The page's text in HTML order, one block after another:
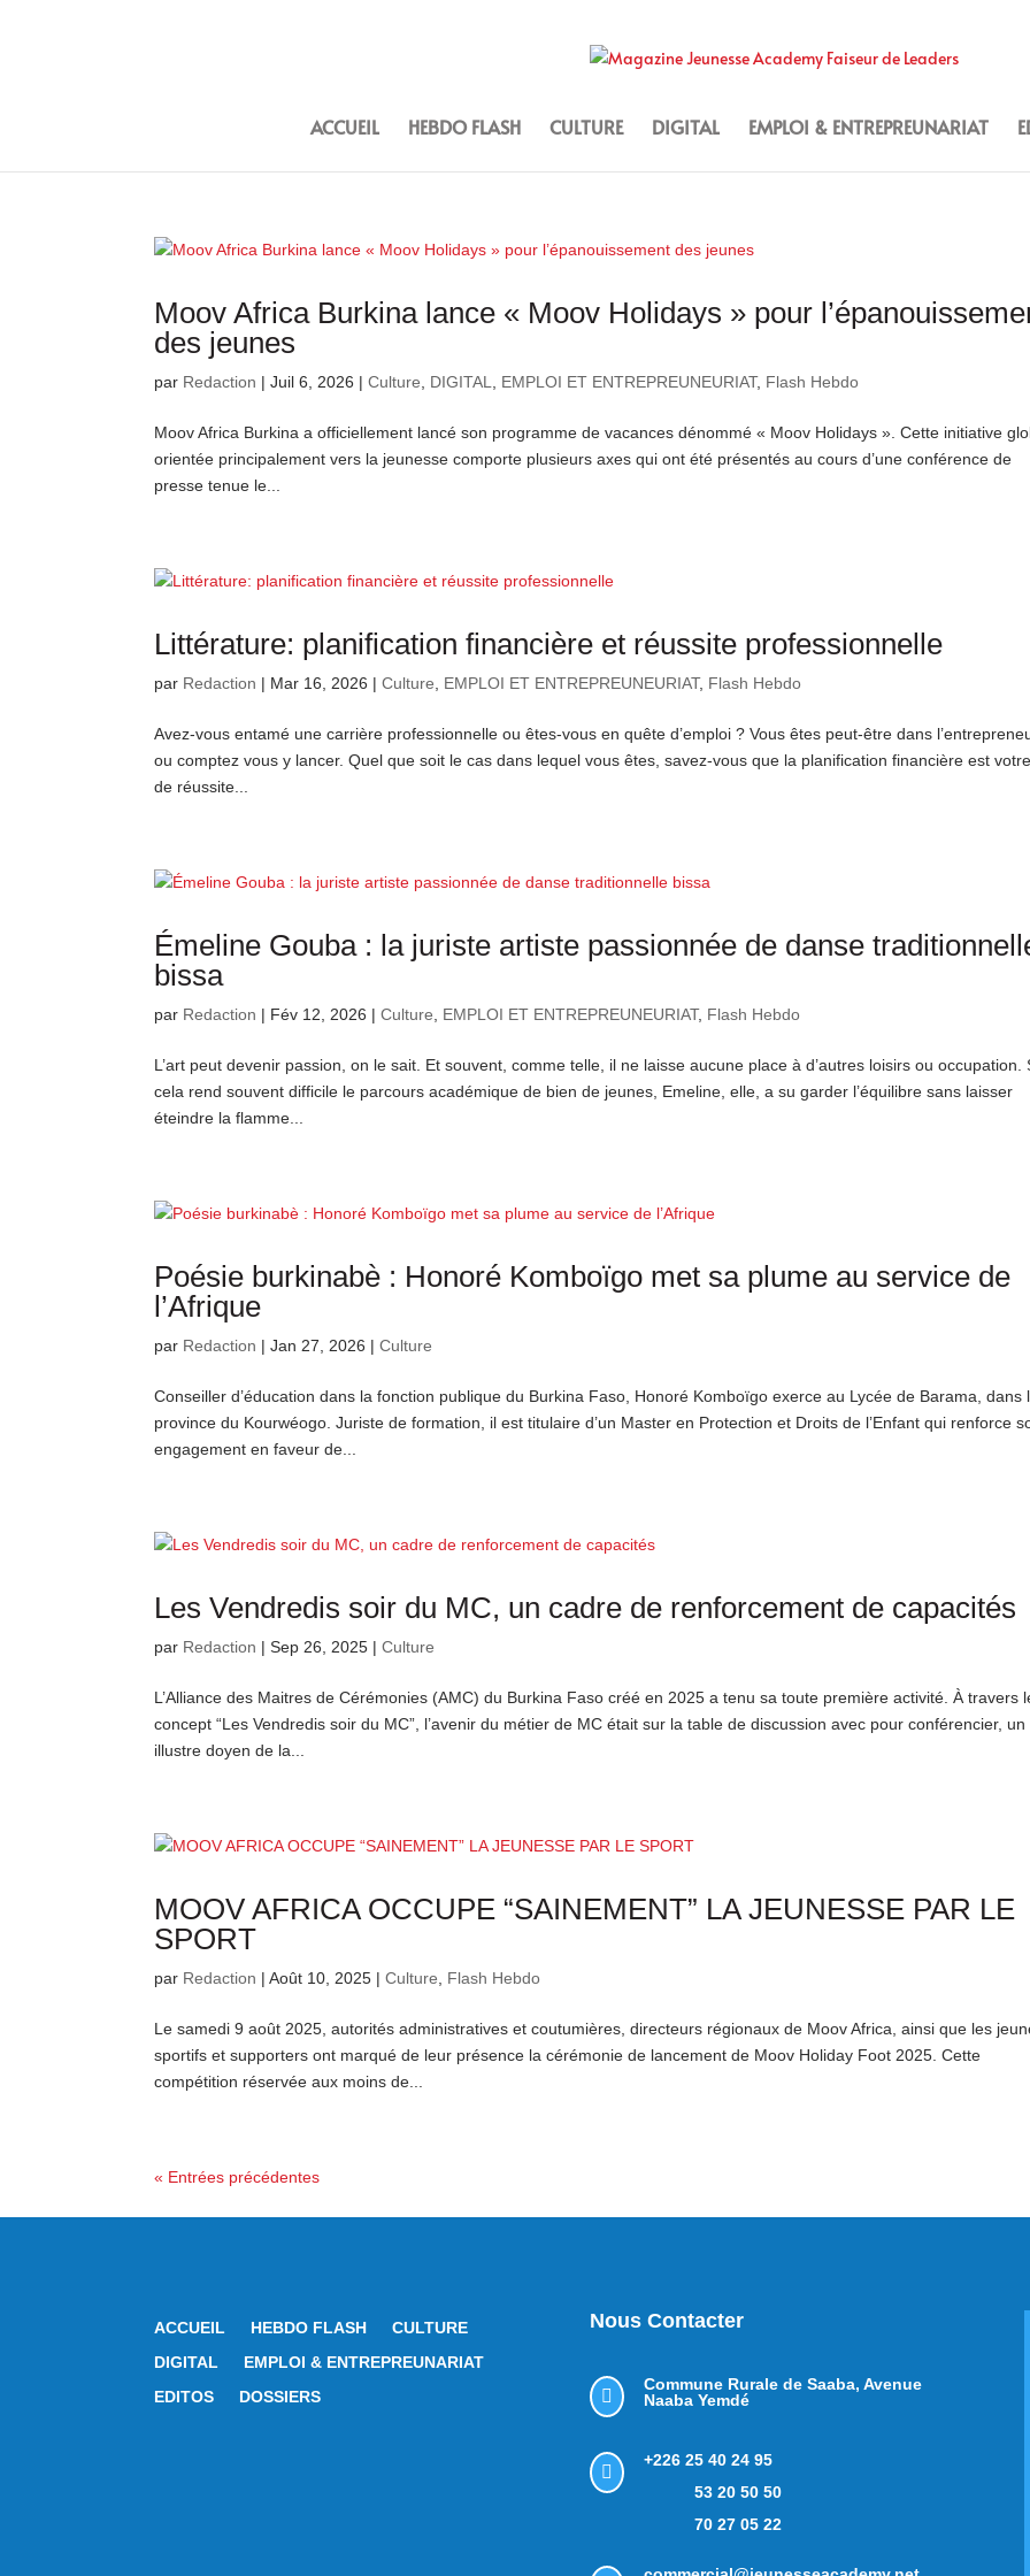
ACCUEIL HEBDO FLASH CULTURE DIGITAL EMPLOI & ENTREPREUNARIAT
Moov Africa Burkina lance « Moov Holidays » pour
des jeunes
par Redaction |Juil 6, 2026 |Culture DIGITAL EMPLOI ET ENTREPREUNEURIAT, Flash Hebdo
Moov Africa Burkina a officiellement lancé son programme de vacances dénommé « Moov Holidays ». Cette initiative
orientée principalement vers la jeunesse comporte plusieurs axes qui ont été présentés au cours d’une conférence de
presse tenue le...
Littérature: planification financière et réussite professionnelle
par Redaction | Mar 16, 2026 |Culture EMPLOI ET ENTREPREUNEURIAT, Flash Hebdo
Avez-vous entamé une carrière professionnelle ou êtes-vous en quête d’emploi ? Vous êtes peut-être dans
ou comptez vous y lancer. Quel que soit le cas dans lequel vous êtes, savez-vous que la planification financière est
de réussite...
Émeline Gouba : la juriste artiste passionnée de danse
bissa
par Redaction | Fév 12, 2026 |Culture EMPLOI ET ENTREPREUNEURIAT, Flash Hebdo
L’art peut devenir passion, on le sait. Et souvent, comme telle, il ne laisse aucune place à d’autres loisirs ou occupation.
cela rend souvent difficile le parcours académique de bien de jeunes, Emeline, elle, a su garder l’équilibre sans laisser
éteindre la flamme...
Poésie burkinabè : Honoré Komboïgo met sa plume au service de
l’Afrique
par Redaction |Jan 27, 2026 |Culture
Conseiller d’éducation dans la fonction publique du Burkina Faso, Honoré Komboïgo exerce au Lycée de Barama, dans
province du Kourwéogo. Juriste de formation, il est titulaire d’un Master en Protection et Droits de l’Enfant qui renforce
engagement en faveur de...
Les Vendredis soir du MC, un cadre de renforcement de capacités
par Redaction |Sep 26, 2025 |Culture
L’Alliance des Maitres de Cérémonies (AMC) du Burkina Faso créé en 2025 a tenu sa toute première activité. À travers
concept “Les Vendredis soir du MC”, l’avenir du métier de MC était sur la table de discussion avec pour conférencier, un
illustre doyen de la...
MOOV AFRICA OCCUPE “SAINEMENT” LA JEUNESSE PAR LE
SPORT
par Redaction |Août 10, 2025 |Culture Flash Hebdo
Le samedi 9 août 2025, autorités administratives et coutumières, directeurs régionaux de Moov Africa, ainsi que les
sportifs et supporters ont marqué de leur présence la cérémonie de lancement de Moov Holiday Foot 2025. Cette
compétition réservée aux moins de...
« Entrées précédentes
ACCUEIL HEBDO FLASH
CULTURE
DIGITAL
EMPLOI & ENTREPREUNARIAT
EDITOS
DOSSIERS
Nous Contacter

Commune Rurale de Saaba, Avenue
Naaba Yemdé

+226 25 40 24 95
53 20 50 50
70 27 05 22